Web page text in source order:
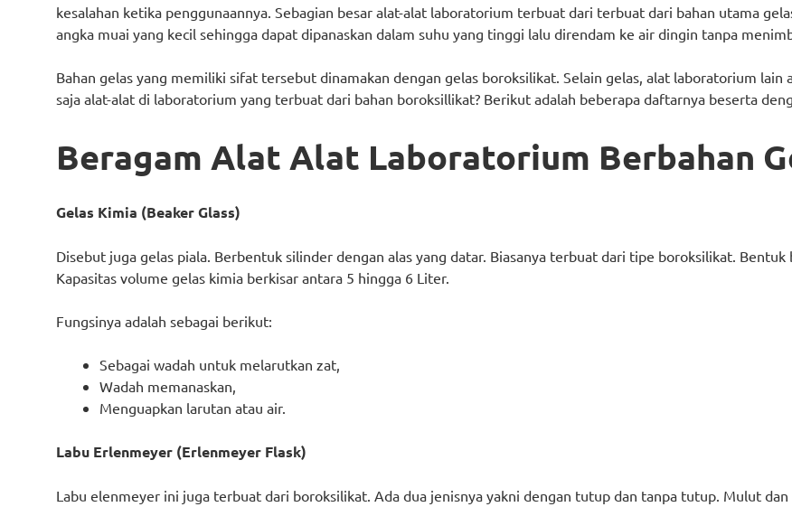
kesalahan ketika penggunaannya. Sebagian besar alat-alat laboratorium terbuat dari terbuat dari bahan utama
angka muai yang kecil sehingga dapat dipanaskan dalam suhu yang tinggi lalu direndam ke air dingin tanpa
Bahan gelas yang memiliki sifat tersebut dinamakan dengan gelas boroksilikat. Selain gelas, alat laboratorium lain
saja alat-alat di laboratorium yang terbuat dari bahan boroksillikat? Berikut adalah beberapa daftarnya beserta
Beragam Alat Alat Laboratorium Berbahan
Gelas Kimia (Beaker Glass)
Disebut juga gelas piala. Berbentuk silinder dengan alas yang datar. Biasanya terbuat dari tipe boroksilikat.
Kapasitas volume gelas kimia berkisar antara 5 hingga 6 Liter.
Fungsinya adalah sebagai berikut:
Sebagai wadah untuk melarutkan zat,
Wadah memanaskan,
Menguapkan larutan atau air.
Labu Erlenmeyer (Erlenmeyer Flask)
Labu elenmeyer ini juga terbuat dari boroksilikat. Ada dua jenisnya yakni dengan tutup dan tanpa tutup. Mulut